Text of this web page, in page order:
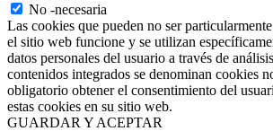
No -necesaria
Las cookies que pueden no ser
el sitio web funcione y se utilizan
datos personales del usuario a través de
contenidos integrados se denominan cookies
obligatorio obtener el consentimiento del
estas cookies en su sitio web.
GUARDAR Y ACEPTAR